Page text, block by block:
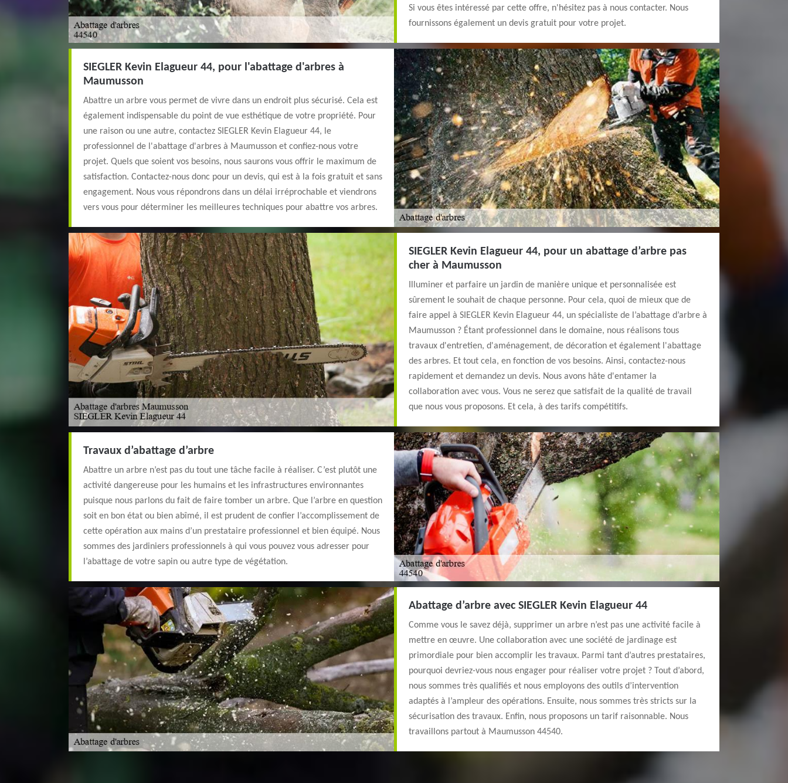
Si vous êtes intéressé par cette offre, n'hésitez pas à nous contacter. Nous
fournissons également un devis gratuit pour votre projet.
SIEGLER Kevin Elagueur 44, pour l'abattage d'arbres à
Maumusson
Abattre un arbre vous permet de vivre dans un endroit plus sécurisé. Cela est
également indispensable du point de vue esthétique de votre propriété. Pour
une raison ou une autre, contactez SIEGLER Kevin Elagueur 44, le
professionnel de l'abattage d'arbres à Maumusson et confiez-nous votre
projet. Quels que soient vos besoins, nous saurons vous offrir le maximum de
satisfaction. Contactez-nous donc pour un devis, qui est à la fois gratuit et sans
engagement. Nous vous répondrons dans un délai irréprochable et viendrons
vers vous pour déterminer les meilleures techniques pour abattre vos arbres.
SIEGLER Kevin Elagueur 44, pour un abattage d’arbre pas
cher à Maumusson
Illuminer et parfaire un jardin de manière unique et personnalisée est
sûrement le souhait de chaque personne. Pour cela, quoi de mieux que de
faire appel à SIEGLER Kevin Elagueur 44, un spécialiste de l’abattage d’arbre à
Maumusson ? Étant professionnel dans le domaine, nous réalisons tous
travaux d'entretien, d'aménagement, de décoration et également l'abattage
des arbres. Et tout cela, en fonction de vos besoins. Ainsi, contactez-nous
rapidement et demandez un devis. Nous avons hâte d'entamer la
collaboration avec vous. Vous ne serez que satisfait de la qualité de travail
que nous vous proposons. Et cela, à des tarifs compétitifs.
Travaux d’abattage d’arbre
Abattre un arbre n’est pas du tout une tâche facile à réaliser. C’est plutôt une
activité dangereuse pour les humains et les infrastructures environnantes
puisque nous parlons du fait de faire tomber un arbre. Que l’arbre en question
soit en bon état ou bien abîmé, il est prudent de confier l’accomplissement de
cette opération aux mains d’un prestataire professionnel et bien équipé. Nous
sommes des jardiniers professionnels à qui vous pouvez vous adresser pour
l’abattage de votre sapin ou autre type de végétation.
Abattage d’arbre avec SIEGLER Kevin Elagueur 44
Comme vous le savez déjà, supprimer un arbre n’est pas une activité facile à
mettre en œuvre. Une collaboration avec une société de jardinage est
primordiale pour bien accomplir les travaux. Parmi tant d’autres prestataires,
pourquoi devriez-vous nous engager pour réaliser votre projet ? Tout d’abord,
nous sommes très qualifiés et nous employons des outils d’intervention
adaptés à l’ampleur des opérations. Ensuite, nous sommes très stricts sur la
sécurisation des travaux. Enfin, nous proposons un tarif raisonnable. Nous
travaillons partout à Maumusson 44540.